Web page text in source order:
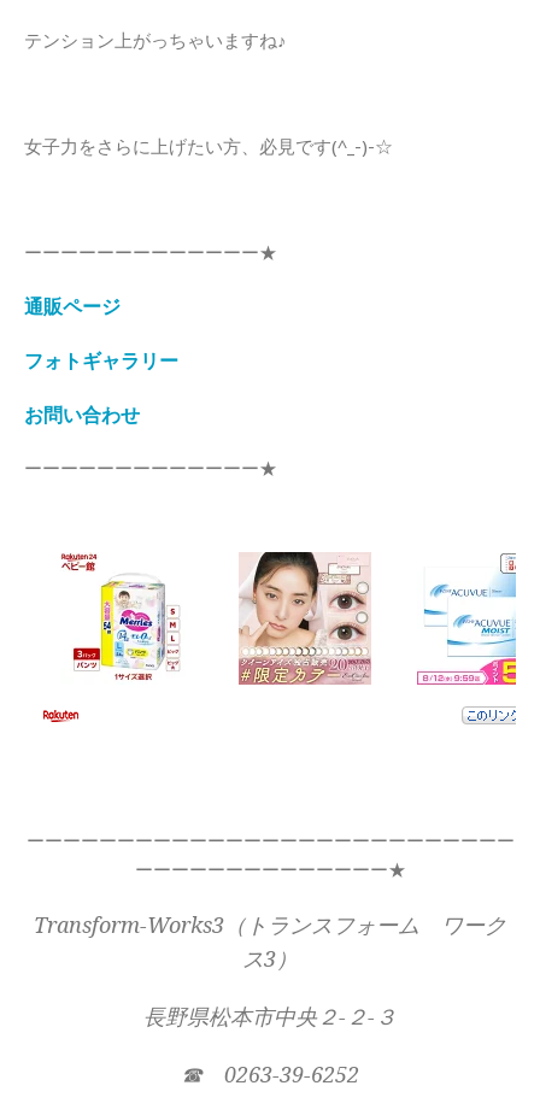
テンション上がっちゃいますね♪
女子力をさらに上げたい方、必見です(^_-)-☆
ーーーーーーーーーーーーー★
通販ページ
フォトギャラリー
お問い合わせ
ーーーーーーーーーーーーー★
ーーーーーーーーーーーーーーーーーーーーーーーーーーー
ーーーーーーーーーーーーーー★
Transform-Works3（トランスフォーム ワーク
ス3）
長野県松本市中央２-２-３
☎ 0263-39-6252